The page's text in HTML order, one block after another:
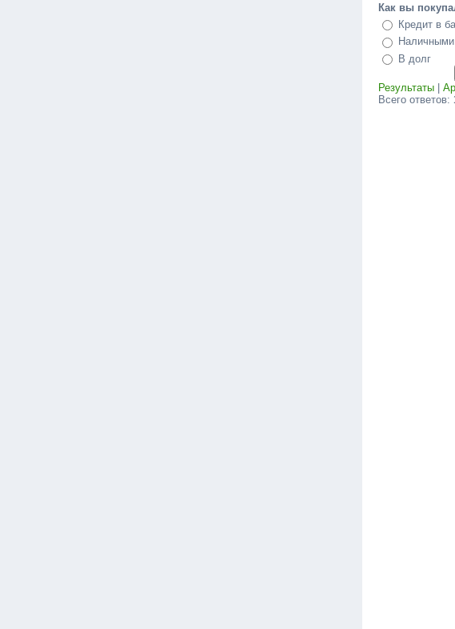
Как вы
Кредит в
Наличными
В долг
Результаты |
Всего ответов: